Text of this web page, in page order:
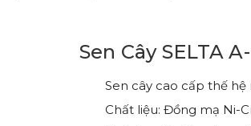
Sen Cây SELTA
Sen cây cao cấp thế hệ
Chất liệu: Đồng mạ Ni-